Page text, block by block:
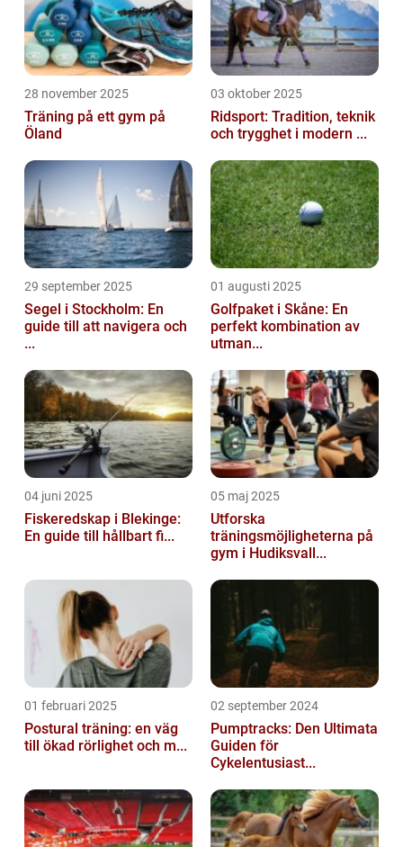
28 november 2025
Träning på ett gym på
Öland
03 oktober 2025
Ridsport: Tradition, teknik
och trygghet i modern ...
29 september 2025
Segel i Stockholm: En
guide till att navigera och
...
01 augusti 2025
Golfpaket i Skåne: En
perfekt kombination av
utman...
04 juni 2025
Fiskeredskap i Blekinge:
En guide till hållbart fi...
05 maj 2025
Utforska
träningsmöjligheterna på
gym i Hudiksvall...
01 februari 2025
Postural träning: en väg
till ökad rörlighet och m...
02 september 2024
Pumptracks: Den Ultimata
Guiden för
Cykelentusiast...